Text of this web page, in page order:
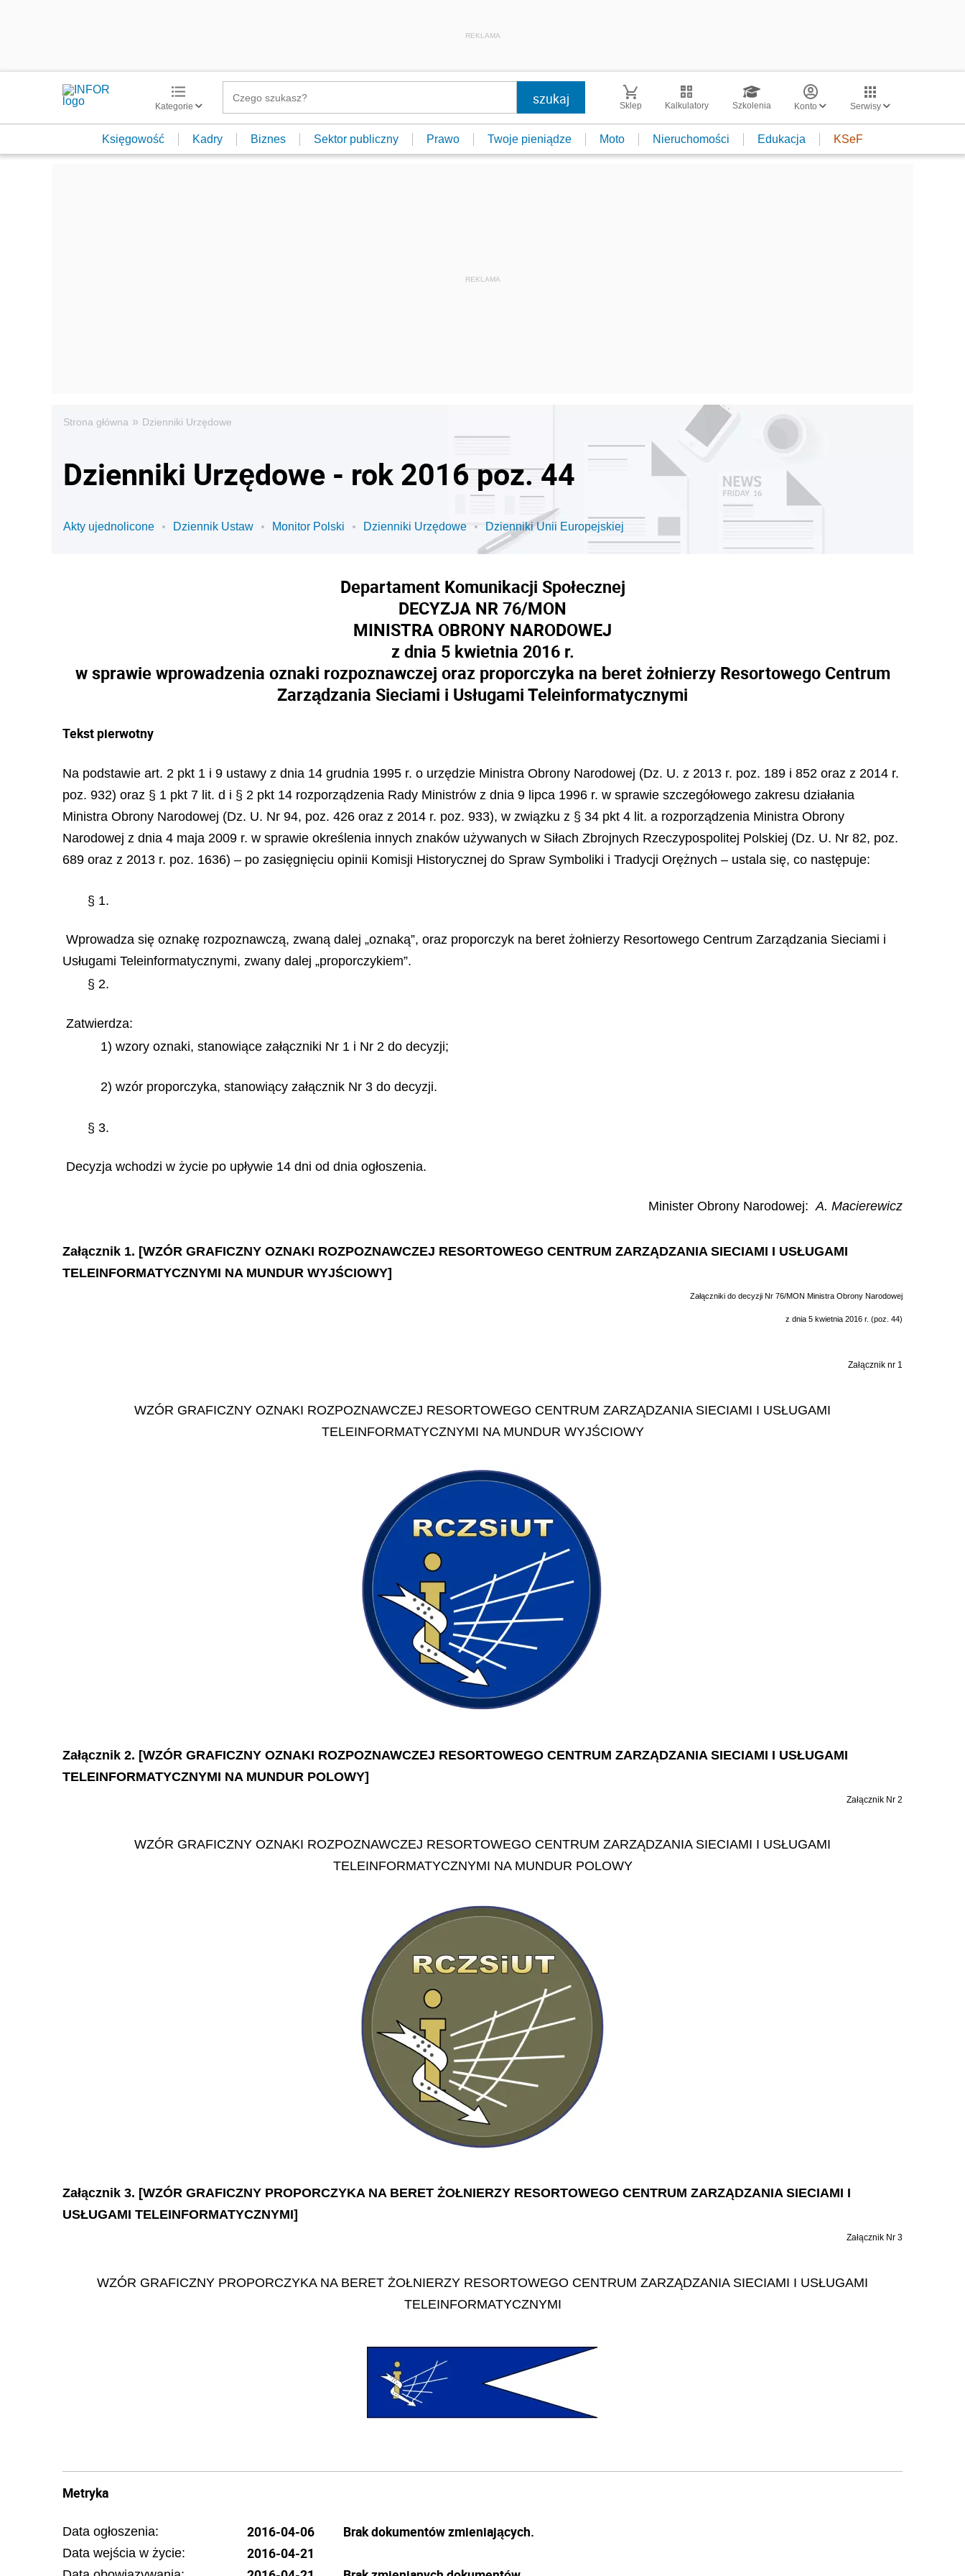
REKLAMA
Kategorie Sklep Kalkulatory Szkolenia Konto Serwisy
Księgowość Kadry Biznes Sektor publiczny Prawo Twoje pieniądze Moto Nieruchomości Edukacja KSeF
Strona główna » Dzienniki Urzędowe
Dzienniki Urzędowe - rok 2016 poz. 44
Akty ujednolicone Dziennik Ustaw Monitor Polski Dzienniki Urzędowe Dzienniki Unii Europejskiej
Departament Komunikacji Społecznej
DECYZJA NR 76/MON
MINISTRA OBRONY NARODOWEJ
z dnia 5 kwietnia 2016 r.
w sprawie wprowadzenia oznaki rozpoznawczej oraz proporczyka na beret żołnierzy Resortowego Centrum
Zarządzania Sieciami i Usługami Teleinformatycznymi
Tekst pierwotny
Na podstawie art. 2 pkt 1 i 9 ustawy z dnia 14 grudnia 1995 r. o urzędzie Ministra Obrony Narodowej (Dz. U. z 2013 r. poz. 189 i 852 oraz z 2014 r.
poz. 932) oraz § 1 pkt 7 lit. d i § 2 pkt 14 rozporządzenia Rady Ministrów z dnia 9 lipca 1996 r. w sprawie szczegółowego zakresu działania
Ministra Obrony Narodowej (Dz. U. Nr 94, poz. 426 oraz z 2014 r. poz. 933), w związku z § 34 pkt 4 lit. a rozporządzenia Ministra Obrony
Narodowej z dnia 4 maja 2009 r. w sprawie określenia innych znaków używanych w Siłach Zbrojnych Rzeczypospolitej Polskiej (Dz. U. Nr 82, poz.
689 oraz z 2013 r. poz. 1636) – po zasięgnięciu opinii Komisji Historycznej do Spraw Symboliki i Tradycji Orężnych – ustala się, co następuje:
§ 1.
Wprowadza się oznakę rozpoznawczą, zwaną dalej „oznaką”, oraz proporczyk na beret żołnierzy Resortowego Centrum Zarządzania Sieciami i
Usługami Teleinformatycznymi, zwany dalej „proporczykiem”.
§ 2.
Zatwierdza:
1) wzory oznaki, stanowiące załączniki Nr 1 i Nr 2 do decyzji;
2) wzór proporczyka, stanowiący załącznik Nr 3 do decyzji.
§ 3.
Decyzja wchodzi w życie po upływie 14 dni od dnia ogłoszenia.
Minister Obrony Narodowej: A. Macierewicz
Załącznik 1. [WZÓR GRAFICZNY OZNAKI ROZPOZNAWCZEJ RESORTOWEGO CENTRUM ZARZĄDZANIA SIECIAMI I USŁUGAMI
TELEINFORMATYCZNYMI NA MUNDUR WYJŚCIOWY]
Załączniki do decyzji Nr 76/MON Ministra Obrony Narodowej
z dnia 5 kwietnia 2016 r. (poz. 44)
Załącznik nr 1
WZÓR GRAFICZNY OZNAKI ROZPOZNAWCZEJ RESORTOWEGO CENTRUM ZARZĄDZANIA SIECIAMI I USŁUGAMI
TELEINFORMATYCZNYMI NA MUNDUR WYJŚCIOWY
Załącznik 2. [WZÓR GRAFICZNY OZNAKI ROZPOZNAWCZEJ RESORTOWEGO CENTRUM ZARZĄDZANIA SIECIAMI I USŁUGAMI
TELEINFORMATYCZNYMI NA MUNDUR POLOWY]
Załącznik Nr 2
WZÓR GRAFICZNY OZNAKI ROZPOZNAWCZEJ RESORTOWEGO CENTRUM ZARZĄDZANIA SIECIAMI I USŁUGAMI
TELEINFORMATYCZNYMI NA MUNDUR POLOWY
Załącznik 3. [WZÓR GRAFICZNY PROPORCZYKA NA BERET ŻOŁNIERZY RESORTOWEGO CENTRUM ZARZĄDZANIA SIECIAMI I
USŁUGAMI TELEINFORMATYCZNYMI]
Załącznik Nr 3
WZÓR GRAFICZNY PROPORCZYKA NA BERET ŻOŁNIERZY RESORTOWEGO CENTRUM ZARZĄDZANIA SIECIAMI I USŁUGAMI
TELEINFORMATYCZNYMI
Metryka
Data ogłoszenia: 2016-04-06
Data wejścia w życie: 2016-04-21
Brak dokumentów zmieniających.